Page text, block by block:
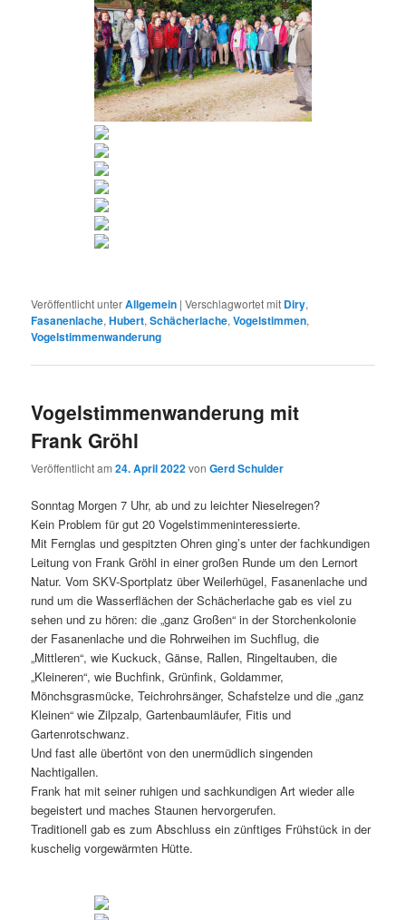
Veröffentlicht unterAllgemein |Verschlagwortet mit Diry,
Fasanenlache,Hubert,Schächerlache,Vogelstimmen,
Vogelstimmenwanderung
Vogelstimmenwanderung mit
Frank Gröhl
Veröffentlicht am24. April 2022vonGerd Schulder
Sonntag Morgen 7 Uhr, ab und zu leichter Nieselregen?
Kein Problem für gut 20 Vogelstimmeninteressierte.
Mit Fernglas und gespitzten Ohren ging’s unter der fachkundigen
Leitung von Frank Gröhl in einer großen Runde um den Lernort
Natur. Vom SKV-Sportplatz über Weilerhügel, Fasanenlache und
rund um die Wasserflächen der Schächerlache gab es viel zu
sehen und zu hören: die „ganz Großen“ in der Storchenkolonie
der Fasanenlache und die Rohrweihen im Suchflug, die
„Mittleren“, wie Kuckuck, Gänse, Rallen, Ringeltauben, die
„Kleineren“, wie Buchfink, Grünfink, Goldammer,
Mönchsgrasmücke, Teichrohrsänger, Schafstelze und die „ganz
Kleinen“ wie Zilpzalp, Gartenbaumläufer, Fitis und
Gartenrotschwanz.
Und fast alle übertönt von den unermüdlich singenden
Nachtigallen.
Frank hat mit seiner ruhigen und sachkundigen Art wieder alle
begeistert und maches Staunen hervorgerufen.
Traditionell gab es zum Abschluss ein zünftiges Frühstück in der
kuschelig vorgewärmten Hütte.